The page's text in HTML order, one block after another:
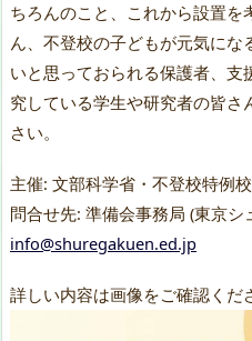
ちろんのこと、これから設置を
ん、不登校の子どもが元気にな
いと思っておられる保護者、
究している学生や研究者の皆
さい。
主催: 文部科学省・不登校特例
問合せ先: 準備会事務局 (東京シ
info@shuregakuen.ed.jp
詳しい内容は画像をご確認くだ